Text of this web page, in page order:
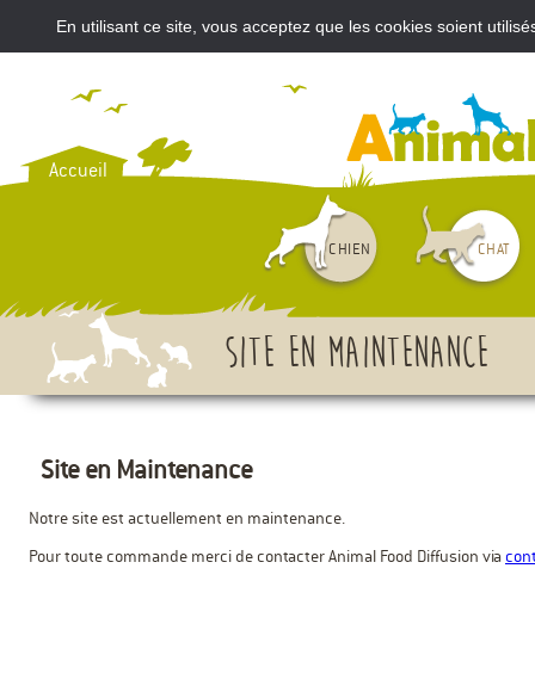
Accueil
CHIEN CHAT
Site en maintenance
Site en Maintenance
Notre site est actuellement en maintenance.
Pour toute commande merci de contacter Animal Food Diffusion via
VOUS AVEZ ACHETÉ UN
En utilisant ce site, vous acceptez que les cookies soient